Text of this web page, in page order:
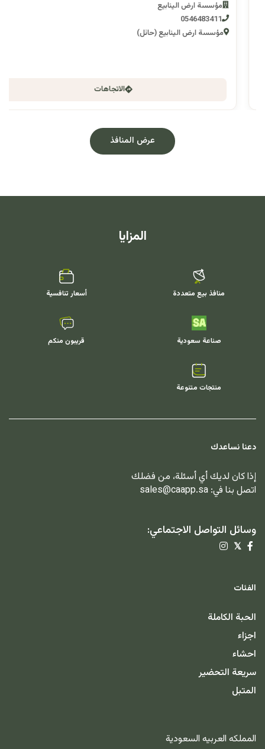
مؤسسة ارض الينابيع
0546483411
مؤسسة ارض الينابيع (حائل)
الاتجاهات
عرض المنافذ
المزايا
منافذ بيع متعددة أسعار تنافسية
صناعة سعودية قريبون منكم
منتجات متنوعة
دعنا نساعدك
إذا كان لديك أي أسئلة، من فضلك
اتصل بنا في: sales@caapp.sa
وسائل التواصل الاجتماعي:
𝕏
الفئات
الحبة الكاملة
اجزاء
احشاء
سريعة التحضير
المتبل
المملكه العربيه السعودية